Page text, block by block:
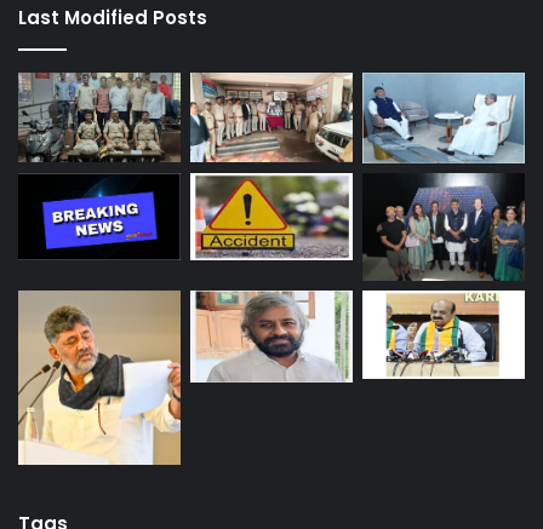
Last Modified Posts
Tags